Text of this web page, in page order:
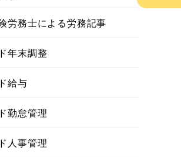
労務士による労務記事
年末調整
給与
勤怠管理
人事管理